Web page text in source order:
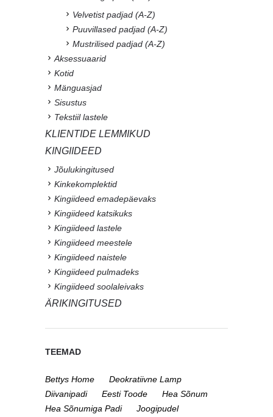
Velvetist padjad (A-Z)
Puuvillased padjad (A-Z)
Mustrilised padjad (A-Z)
Aksessuaarid
Kotid
Mänguasjad
Sisustus
Tekstiil lastele
KLIENTIDE LEMMIKUD
KINGIIDEED
Jõulukingitused
Kinkekomplektid
Kingiideed emadepäevaks
Kingiideed katsikuks
Kingiideed lastele
Kingiideed meestele
Kingiideed naistele
Kingiideed pulmadeks
Kingiideed soolaleivaks
ÄRIKINGITUSED
TEEMAD
Bettys Home
Deokratiivne Lamp
Diivanipadi
Eesti Toode
Hea Sõnum
Hea Sõnumiga Padi
Joogipudel